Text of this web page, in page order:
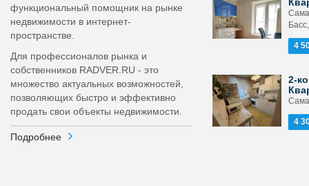
функциональный помощник на рынке
недвижимости в интернет-
пространстве.
Для профессионалов рынка и
собственников RADVER.RU - это
множество актуальных возможностей,
позволяющих быстро и эффективно
продать свои объекты недвижимости.
Подробнее
4
2-
4